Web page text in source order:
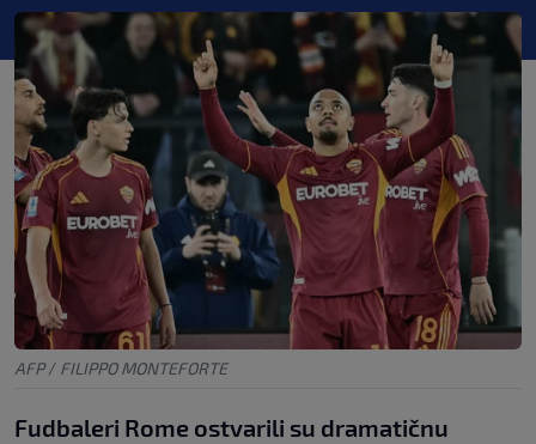
AFP / FILIPPO MONTEFORTE
Fudbaleri Rome ostvarili su dramatičnu